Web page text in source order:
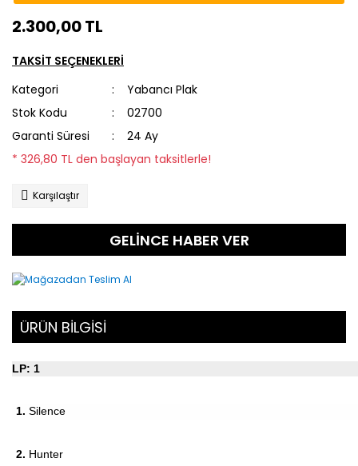
2.300,00 TL
TAKSİT SEÇENEKLERİ
Kategori
Yabancı Plak
Stok Kodu
02700
Garanti Süresi
24 Ay
* 326,80 TL den başlayan taksitlerle!
Karşılaştır
GELİNCE HABER VER
ÜRÜN BİLGİSİ
LP: 1
1. Silence
2. Hunter